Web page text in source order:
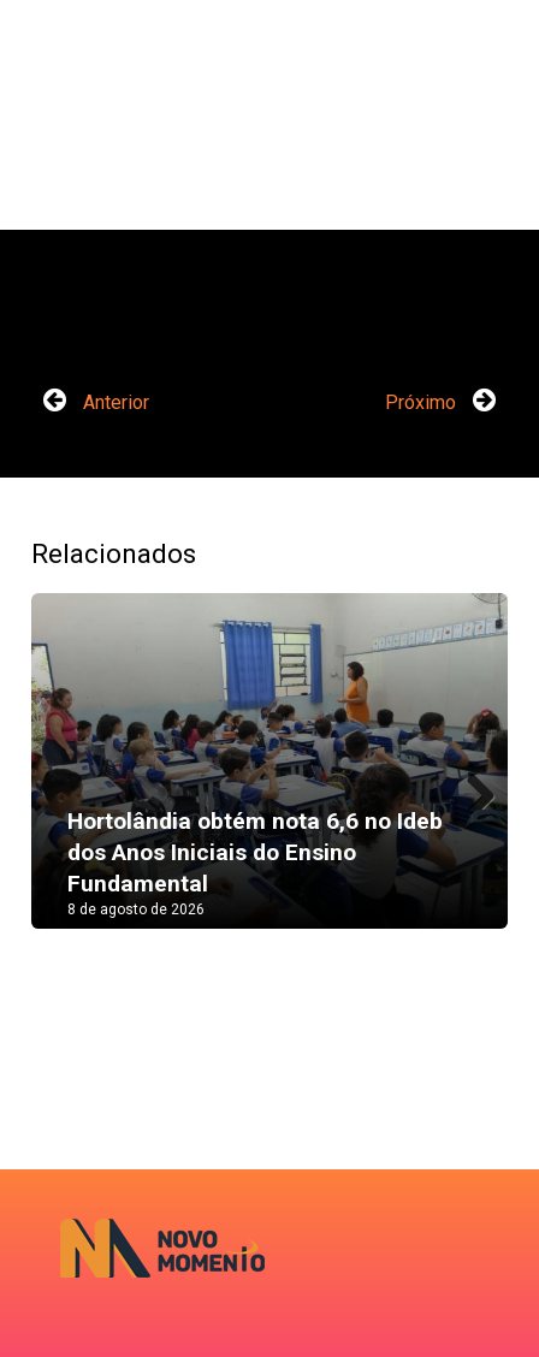
Anterior Próximo
Relacionados
Hortolândia obtém nota 6,6 no Ideb
dos Anos Iniciais do Ensino
Fundamental
8 de agosto de 2026
Next